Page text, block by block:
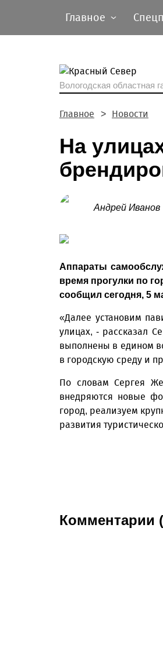
Главное
Вологодская областная
Главное Новости
На
Андрей Иванов
Аппараты
время прогулки по
сообщил сегодня, 5
«Далее установим
улицах, - рассказал
выполнены в едином
в городскую среду и
По словам Сергея
внедряются новые
город, реализуем
развития
Комментарии